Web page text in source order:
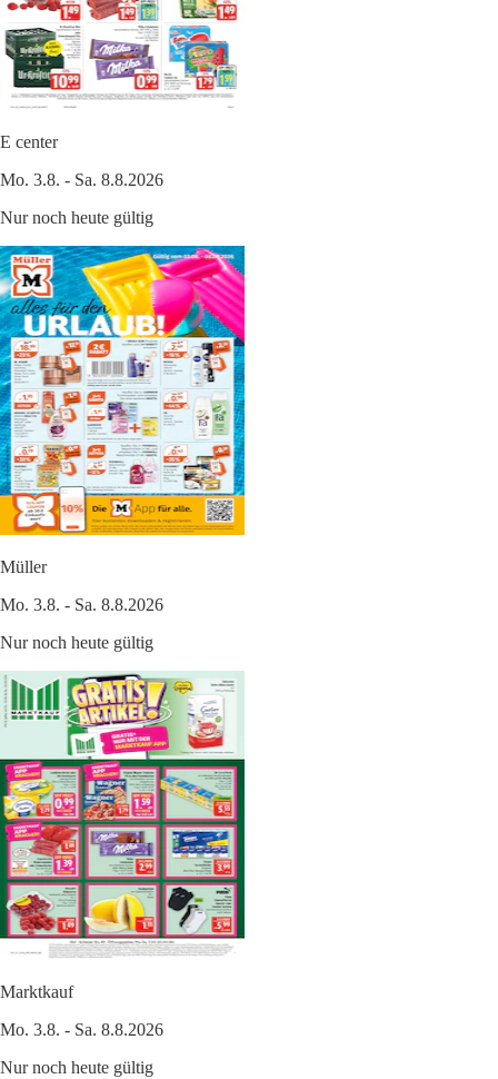
E center
Mo. 3.8. - Sa. 8.8.2026
Nur noch heute gültig
Müller
Mo. 3.8. - Sa. 8.8.2026
Nur noch heute gültig
Marktkauf
Mo. 3.8. - Sa. 8.8.2026
Nur noch heute gültig